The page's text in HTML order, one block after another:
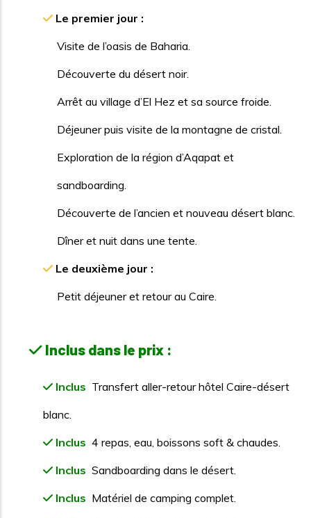
Le premier jour :
Visite de l’oasis de Baharia.
Découverte du désert noir.
Arrêt au village d’El Hez et sa source froide.
Déjeuner puis visite de la montagne de cristal.
Exploration de la région d’Aqapat et
sandboarding.
Découverte de l’ancien et nouveau désert blanc.
Dîner et nuit dans une tente.
Le deuxième jour :
Petit déjeuner et retour au Caire.
Inclus dans le prix :
Inclus Transfert aller-retour hôtel Caire-désert
blanc.
Inclus 4 repas, eau, boissons soft & chaudes.
Inclus Sandboarding dans le désert.
Inclus Matériel de camping complet.